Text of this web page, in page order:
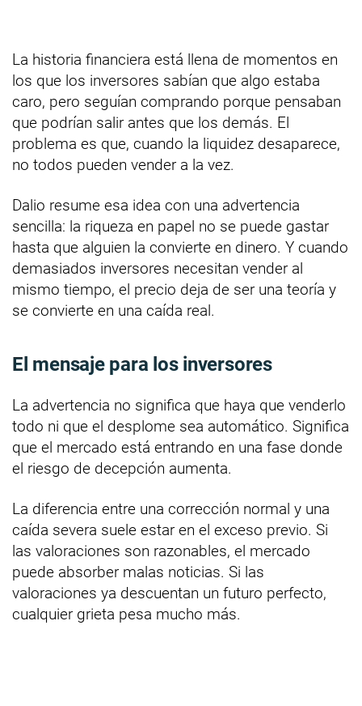
La historia financiera está llena de momentos en
los que los inversores sabían que algo estaba
caro, pero seguían comprando porque pensaban
que podrían salir antes que los demás. El
problema es que, cuando la liquidez desaparece,
no todos pueden vender a la vez.
Dalio resume esa idea con una advertencia
sencilla: la riqueza en papel no se puede gastar
hasta que alguien la convierte en dinero. Y cuando
demasiados inversores necesitan vender al
mismo tiempo, el precio deja de ser una teoría y
se convierte en una caída real.
El mensaje para los inversores
La advertencia no significa que haya que venderlo
todo ni que el desplome sea automático. Significa
que el mercado está entrando en una fase donde
el riesgo de decepción aumenta.
La diferencia entre una corrección normal y una
caída severa suele estar en el exceso previo. Si
las valoraciones son razonables, el mercado
puede absorber malas noticias. Si las
valoraciones ya descuentan un futuro perfecto,
cualquier grieta pesa mucho más.